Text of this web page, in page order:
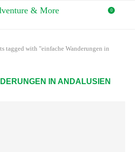
0
tagged with "einfache Wanderungen in
IN ANDALUSIEN